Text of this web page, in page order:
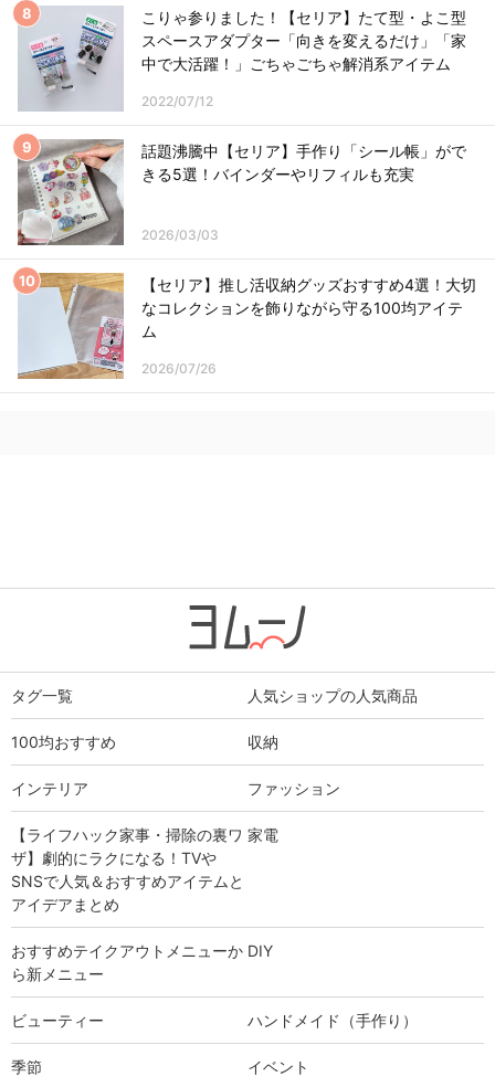
こりゃ参りました！【セリア】たて型・よこ型
スペースアダプター「向きを変えるだけ」「家
中で大活躍！」ごちゃごちゃ解消系アイテム
2022/07/12
話題沸騰中【セリア】手作り「シール帳」がで
きる5選！バインダーやリフィルも充実
2026/03/03
【セリア】推し活収納グッズおすすめ4選！大切
なコレクションを飾りながら守る100均アイテ
ム
2026/07/26
タグ一覧 人気ショップの人気商品
100均おすすめ 収納
インテリア ファッション
【ライフハック家事・掃除の裏ワ
ザ】劇的にラクになる！TVや
SNSで人気＆おすすめアイテムと
アイデアまとめ
家電
おすすめテイクアウトメニューか
ら新メニュー
DIY
ビューティー ハンドメイド（手作り）
季節 イベント